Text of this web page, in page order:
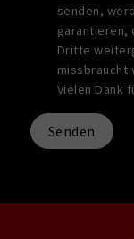
senden,
garantieren,
Dritte
missbraucht
Vielen Dank
Senden